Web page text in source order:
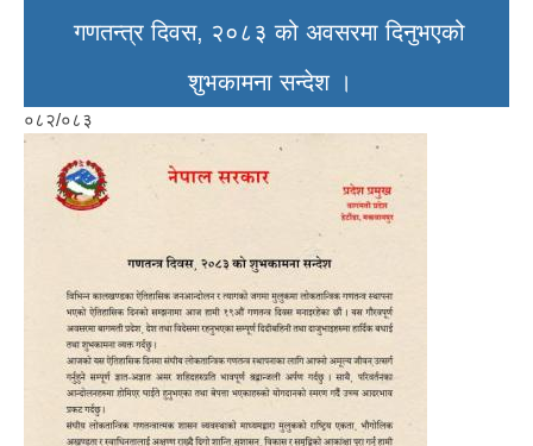
गणतन्त्र दिवस, २०८३ को अवसरमा दिनुभएको
शुभकामना सन्देश ।
०८२/०८३